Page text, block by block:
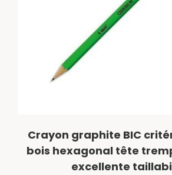
Crayon graphite BIC
bois hexagonal tête
excellente